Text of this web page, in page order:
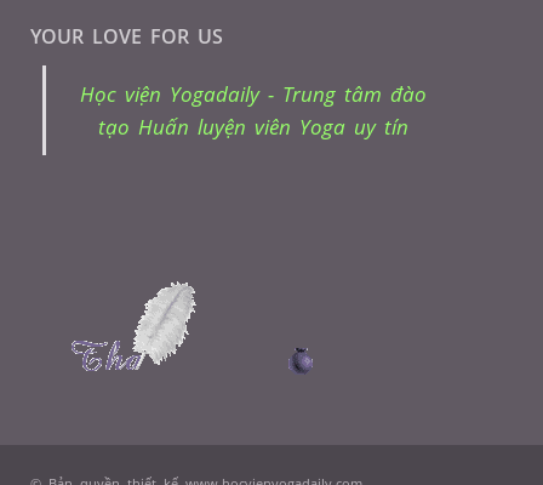
YOUR LOVE FOR US
Học viện Yogadaily - Trung tâm đào
tạo Huấn luyện viên Yoga uy tín